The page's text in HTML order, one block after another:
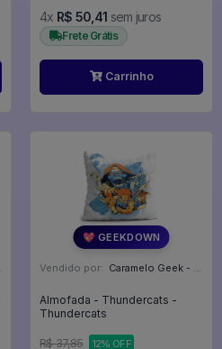
4x R$ 50,41 sem juros
Frete Grátis
Carrinho
💖 GEEKDOWN
Vendido por: Caramelo Geek - DF
Almofada - Thundercats -
Thundercats
R$ 37,85 12% OFF